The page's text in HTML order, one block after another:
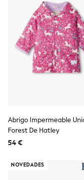
Angel &
JoJo Maman
Schoolwear
Partywear
Flower Girl
Bridesmaid
All Baby &
Babygrows
Shop All
BOYS
Abrigo Impermeable
Forest De Hatley
54 €
NOVEDADES